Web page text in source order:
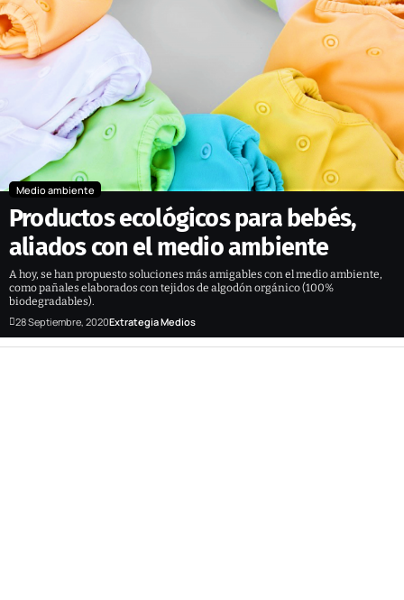
Medio ambiente
Productos ecológicos para bebés,
aliados con el medio ambiente
A hoy, se han propuesto soluciones más amigables con el medio ambiente,
como pañales elaborados con tejidos de algodón orgánico (100%
biodegradables).
28 Septiembre, 2020Extrategia Medios